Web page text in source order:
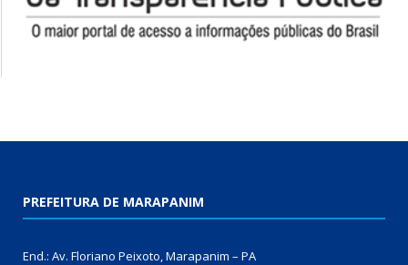
PREFEITURA DE MARAPANIM
End.: Av. Floriano Peixoto, Marapanim – PA